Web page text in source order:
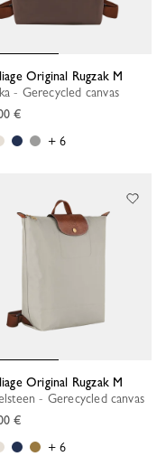
Original Rugzak M
- Gerecycled canvas
€
+ 6
Original Rugzak M
- Gerecycled canvas
€
+ 6